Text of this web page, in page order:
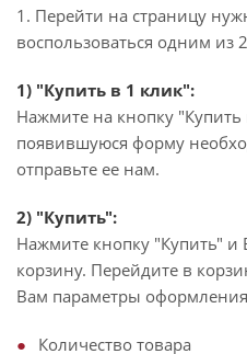
1. Перейти на страницу
воспользоваться одним из
1) "Купить в 1 клик":
Нажмите на кнопку "Купить
появившуюся форму
отправьте ее нам.
2) "Купить":
Нажмите кнопку "Купить" и
корзину. Перейдите в
Вам параметры оформления
Количество товара